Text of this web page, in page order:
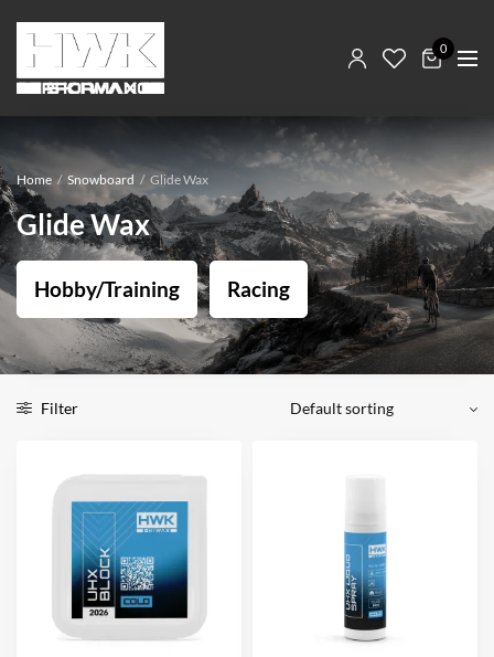
0
Home / Snowboard / Glide Wax
Glide Wax
Hobby/Training Racing
Filter